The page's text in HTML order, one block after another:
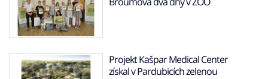
Projekt Kašpar Medical Center
získal v Pardubicích zelenou